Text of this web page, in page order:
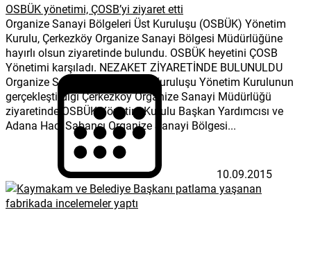
OSBÜK yönetimi, ÇOSB’yi ziyaret etti
Organize Sanayi Bölgeleri Üst Kuruluşu (OSBÜK) Yönetim
Kurulu, Çerkezköy Organize Sanayi Bölgesi Müdürlüğüne
hayırlı olsun ziyaretinde bulundu. OSBÜK heyetini ÇOSB
Yönetimi karşıladı. NEZAKET ZİYARETİNDE BULUNULDU
Organize Sanayi Bölgeleri Üst Kuruluşu Yönetim Kurulunun
gerçekleştirdiği Çerkezköy Organize Sanayi Müdürlüğü
ziyaretinde OSBÜK Yönetim Kurulu Başkan Yardımcısı ve
Adana Hacı Sabancı Organize Sanayi Bölgesi...
10.09.2015